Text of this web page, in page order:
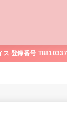
ス 登録番号